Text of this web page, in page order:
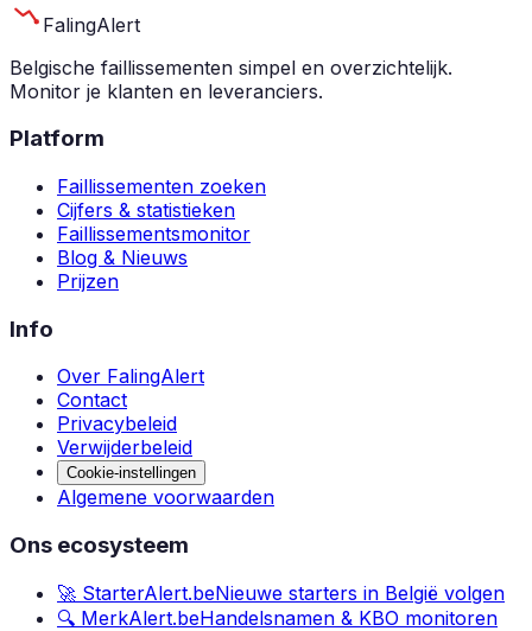
FalingAlert
Belgische faillissementen simpel en overzichtelijk.
Monitor je klanten en leveranciers.
Platform
Faillissementen zoeken
Cijfers & statistieken
Faillissementsmonitor
Blog & Nieuws
Prijzen
Info
Over FalingAlert
Contact
Privacybeleid
Verwijderbeleid
Cookie-instellingen
Algemene voorwaarden
Ons ecosysteem
🚀 StarterAlert.beNieuwe starters in België volgen
🔍 MerkAlert.beHandelsnamen & KBO monitoren